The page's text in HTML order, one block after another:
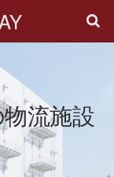
流施設